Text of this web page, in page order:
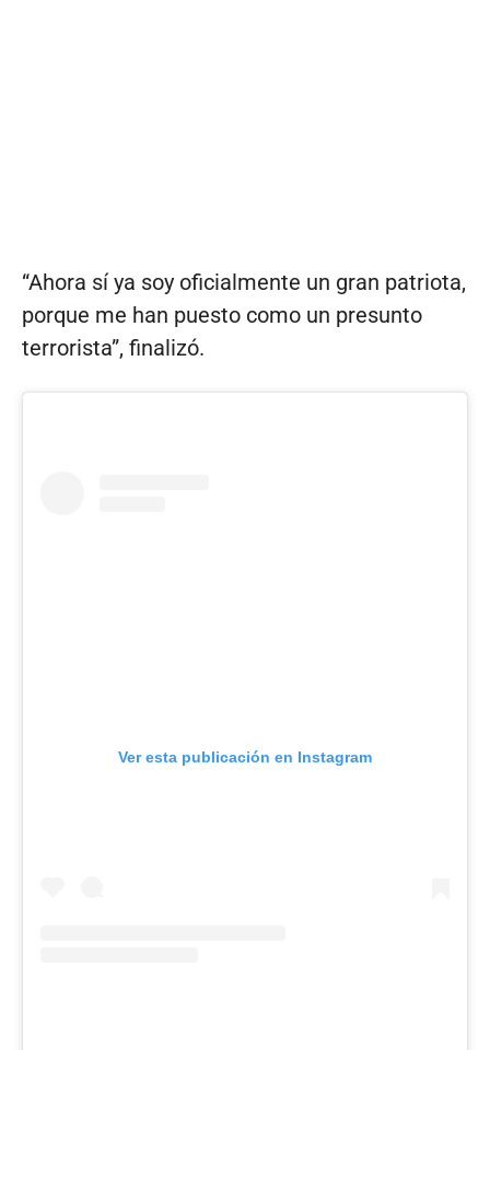
“Ahora sí ya soy oficialmente un gran patriota,
porque me han puesto como un presunto
terrorista”, finalizó.
Ver esta publicación en Instagram